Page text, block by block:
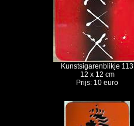
Kunstsigarenblikje 113
12 x 12 cm
Prijs: 10 euro